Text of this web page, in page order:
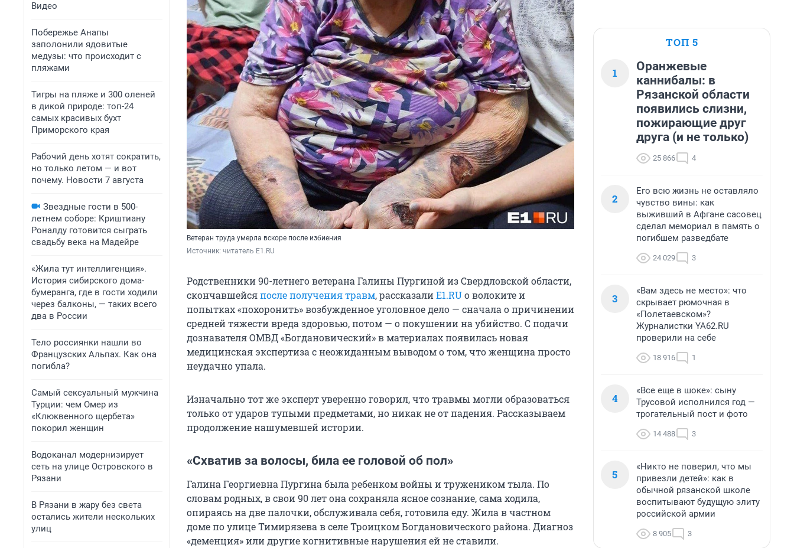
Видео
Побережье Анапы
заполонили ядовитые
медузы: что происходит с
пляжами
Тигры на пляже и 300 оленей
в дикой природе: топ-24
самых красивых бухт
Приморского края
Рабочий день хотят сократить,
но только летом — и вот
почему. Новости 7 августа
Звездные гости в 500-
летнем соборе: Криштиану
Роналду готовится сыграть
свадьбу века на Мадейре
«Жила тут интеллигенция».
История сибирского дома-
бумеранга, где в гости ходили
через балконы, — таких всего
два в России
Тело россиянки нашли во
Французских Альпах. Как она
погибла?
Самый сексуальный мужчина
Турции: чем Омер из
«Клюквенного щербета»
покорил женщин
Водоканал модернизирует
сеть на улице Островского в
Рязани
В Рязани в жару без света
остались жители нескольких
улиц
Ветеран труда умерла вскоре после избиения
Источник: читатель E1.RU
Родственники 90-летнего ветерана Галины Пургиной из Свердловской области,
скончавшейсяпосле получения травм, рассказалиE1.RUо волоките и
попытках «похоронить» возбужденное уголовное дело — сначала о причинении
средней тяжести вреда здоровью, потом — о покушении на убийство. С подачи
дознавателя ОМВД «Богдановический» в материалах появилась новая
медицинская экспертиза с неожиданным выводом о том, что женщина просто
неудачно упала.
Изначально тот же эксперт уверенно говорил, что травмы могли образоваться
только от ударов тупыми предметами, но никак не от падения. Рассказываем
продолжение нашумевшей истории.
«Схватив за волосы, била ее головой об пол»
Галина Георгиевна Пургина была ребенком войны и тружеником тыла. По
словам родных, в свои 90 лет она сохраняла ясное сознание, сама ходила,
опираясь на две палочки, обслуживала себя, готовила еду. Жила в частном
доме по улице Тимирязева в селе Троицком Богдановического района. Диагноз
«деменция» или другие когнитивные нарушения ей не ставили.
ТОП 5
1
Оранжевые
каннибалы: в
Рязанской области
появились слизни,
пожирающие друг
друга (и не только)
25 866 4
2
Его всю жизнь не оставляло
чувство вины: как
выживший в Афгане сасовец
сделал мемориал в память о
погибшем разведбате
24 029 3
3
«Вам здесь не место»: что
скрывает рюмочная в
«Полетаевском»?
Журналистки YA62.RU
проверили на себе
18 916 1
4
«Все еще в шоке»: сыну
Трусовой исполнился год —
трогательный пост и фото
14 488 3
5
«Никто не поверил, что мы
привезли детей»: как в
обычной рязанской школе
воспитывают будущую элиту
российской армии
8 905 3